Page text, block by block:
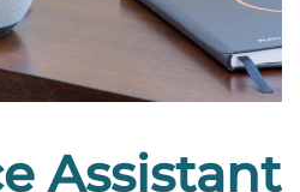
Assistant